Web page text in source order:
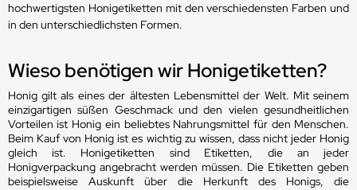
hochwertigsten Honigetiketten mit den verschiedensten Farben und
in den unterschiedlichsten Formen.
Wieso benötigen wir Honigetiketten?
Honig gilt als eines der ältesten Lebensmittel der Welt. Mit seinem
einzigartigen süßen Geschmack und den vielen gesundheitlichen
Vorteilen ist Honig ein beliebtes Nahrungsmittel für den Menschen.
Beim Kauf von Honig ist es wichtig zu wissen, dass nicht jeder Honig
gleich ist. Honigetiketten sind Etiketten, die an jeder
Honigverpackung angebracht werden müssen. Die Etiketten geben
beispielsweise Auskunft über die Herkunft des Honigs, die